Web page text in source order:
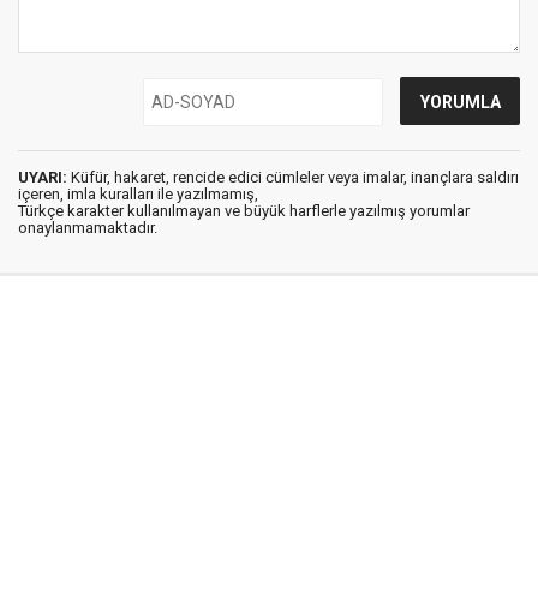
UYARI: Küfür, hakaret, rencide edici cümleler veya imalar, inançlara saldırı
içeren, imla kuralları ile yazılmamış,
Türkçe karakter kullanılmayan ve büyük harflerle yazılmış yorumlar
onaylanmamaktadır.